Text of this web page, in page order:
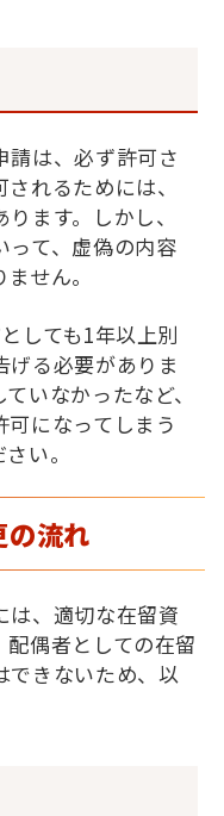
請は、必ず許可さ
れるためには、
ます。しかし、
って、虚偽の内容
せん。
しても1年以上別
る必要がありま
いなかったなど、
になってしまう
い。
の流れ
は、適切な在留資
偶者としての在留
できないため、以